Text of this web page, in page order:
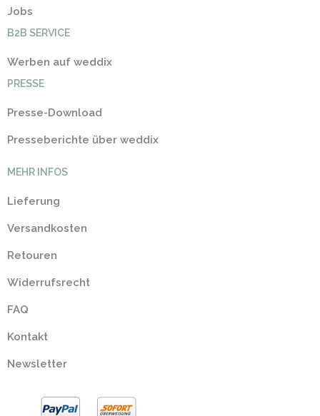
Jobs
B2B SERVICE
Werben auf weddix
PRESSE
Presse-Download
Presseberichte über weddix
MEHR INFOS
Lieferung
Versandkosten
Retouren
Widerrufsrecht
FAQ
Kontakt
Newsletter